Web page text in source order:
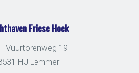
Friese Hoek
Vuurtorenweg 19
HJ Lemmer